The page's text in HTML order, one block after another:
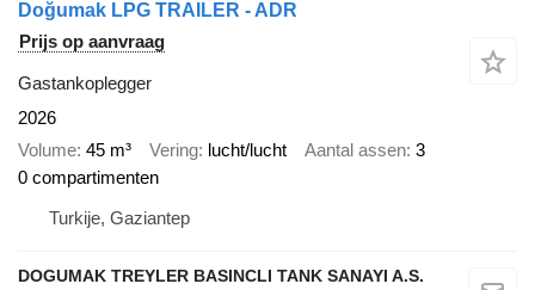
Doğumak LPG TRAILER - ADR
Prijs op aanvraag
Gastankoplegger
2026
Volume 45 m³ Vering lucht/lucht Aantal assen 3
0 compartimenten
Turkije, Gaziantep
DOGUMAK TREYLER BASINCLI TANK SANAYI A.S.